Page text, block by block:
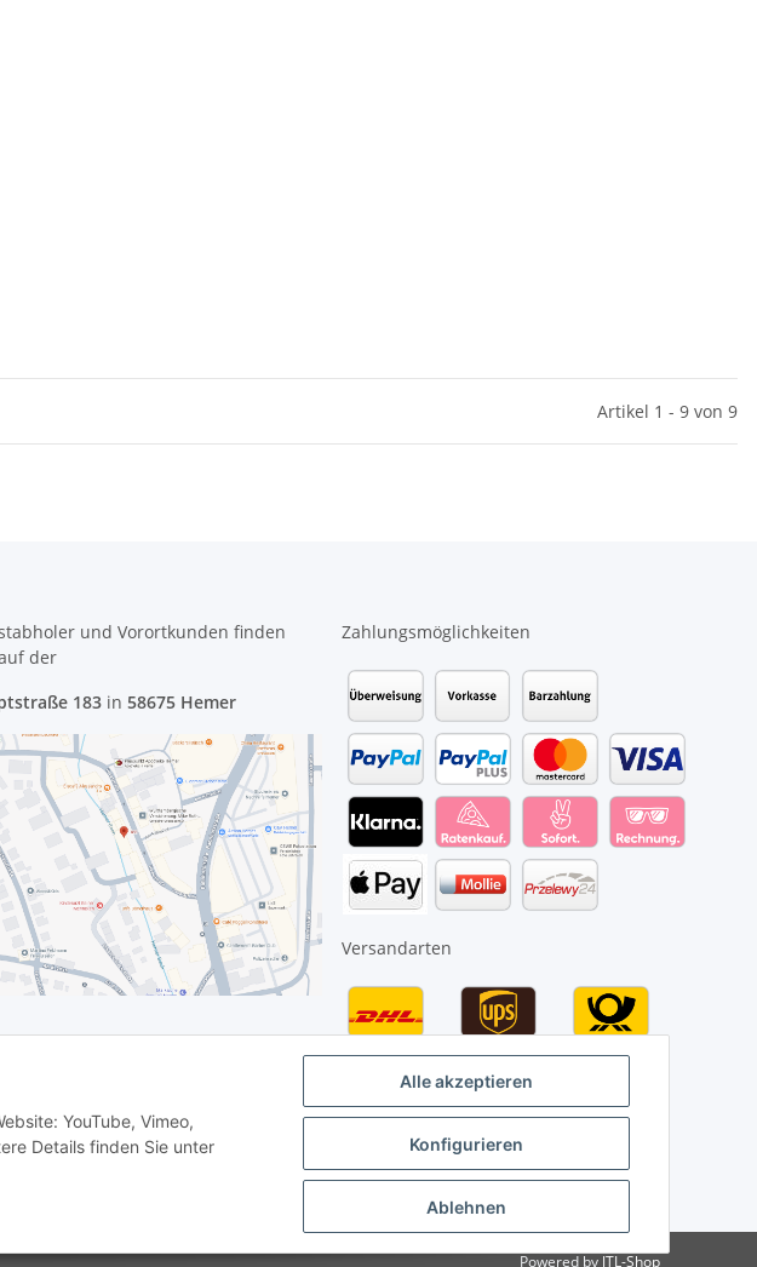
Alle akzeptieren
Konfigurieren
Ablehnen
YouTube, Vimeo,
Details finden Sie unter
Artikel 1 - 9 von 9
und Vorortkunden finden
der
183 in 58675 Hemer
Zahlungsmöglichkeiten
Versandarten
Powered by JTL-Shop